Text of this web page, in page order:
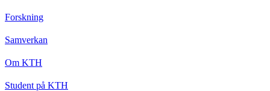
Forskning
Samverkan
Om KTH
Student på KTH